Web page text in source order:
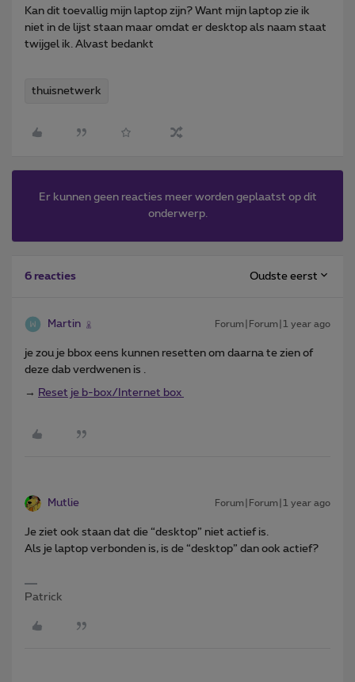
Kan dit toevallig mijn laptop zijn? Want mijn laptop zie ik
niet in de lijst staan maar omdat er desktop als naam staat
twijgel ik. Alvast bedankt
thuisnetwerk
Er kunnen geen reacties meer worden geplaatst op dit
onderwerp.
6 reacties Oudste eerst
Martin Forum|Forum|1 year ago
je zou je bbox eens kunnen resetten om daarna te zien of
deze dab verdwenen is .
→ Reset je b-box/Internet box
Mutlie Forum|Forum|1 year ago
Je ziet ook staan dat die “desktop” niet actief is.
Als je laptop verbonden is, is de “desktop” dan ook actief?
Patrick